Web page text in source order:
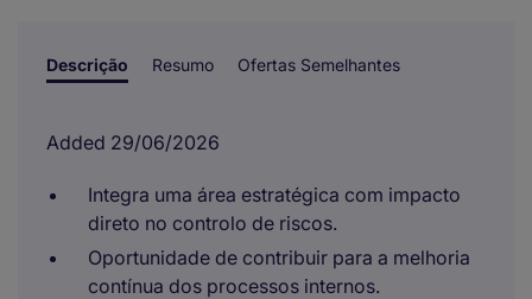
Descrição Resumo Ofertas Semelhantes
Added 29/06/2026
Integra uma área estratégica com impacto
direto no controlo de riscos.
Oportunidade de contribuir para a melhoria
contínua dos processos internos.